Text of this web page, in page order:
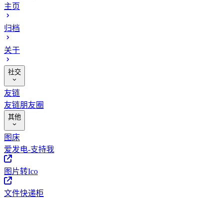
主页
归档
关于
社交
友链
友链朋友圈
其他
图床
爱发电-支持我
图片转Ico
文件快递柜